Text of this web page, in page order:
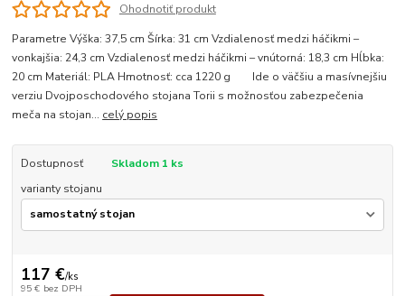
Ohodnotiť produkt
Parametre Výška: 37,5 cm Šírka: 31 cm Vzdialenosť medzi háčikmi –
vonkajšia: 24,3 cm Vzdialenosť medzi háčikmi – vnútorná: 18,3 cm Hĺbka:
20 cm Materiál: PLA Hmotnosť: cca 1220 g Ide o väčšiu a masívnejšiu
verziu Dvojposchodového stojana Torii s možnosťou zabezpečenia
meča na stojan... celý popis
Dostupnosť
Skladom 1 ks
varianty stojanu
117 €/ks
95 € bez DPH